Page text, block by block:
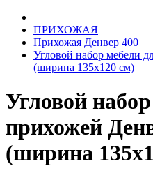
ПРИХОЖАЯ
Прихожая Денвер 400
Угловой набор мебели
(ширина 135х120 см)
Угловой
прихожей
(ширина